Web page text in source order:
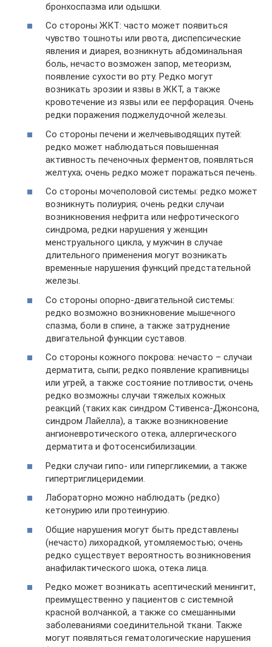
бронхоспазма или одышки.
Со стороны ЖКТ: часто может появиться
чувство тошноты или рвота, диспепсические
явления и диарея, возникнуть абдоминальная
боль, нечасто возможен запор, метеоризм,
появление сухости во рту. Редко могут
возникать эрозии и язвы в ЖКТ, а также
кровотечение из язвы или ее перфорация. Очень
редки поражения поджелудочной железы.
Со стороны печени и желчевыводящих путей:
редко может наблюдаться повышенная
активность печеночных ферментов, появляться
желтуха; очень редко может поражаться печень.
Со стороны мочеполовой системы: редко может
возникнуть полиурия; очень редки случаи
возникновения нефрита или нефротического
синдрома, редки нарушения у женщин
менструального цикла, у мужчин в случае
длительного применения могут возникать
временные нарушения функций предстательной
железы.
Со стороны опорно-двигательной системы:
редко возможно возникновение мышечного
спазма, боли в спине, а также затруднение
двигательной функции суставов.
Со стороны кожного покрова: нечасто – случаи
дерматита, сыпи; редко появление крапивницы
или угрей, а также состояние потливости; очень
редко возможны случаи тяжелых кожных
реакций (таких как синдром Стивенса-Джонсона,
синдром Лайелла), а также возникновение
ангионевротического отека, аллергического
дерматита и фотосенсибилизации.
Редки случаи гипо- или гипергликемии, а также
гипертриглицеридемии.
Лабораторно можно наблюдать (редко)
кетонурию или протеинурию.
Общие нарушения могут быть представлены
(нечасто) лихорадкой, утомляемостью; очень
редко существует вероятность возникновения
анафилактического шока, отека лица.
Редко может возникать асептический менингит,
преимущественно у пациентов с системной
красной волчанкой, а также со смешанными
заболеваниями соединительной ткани. Также
могут появляться гематологические нарушения